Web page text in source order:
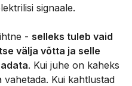
signaale.
- selleks tuleb vaid
välja võtta ja selle
. Kui juhe on kaheks
Kui kahtlustad